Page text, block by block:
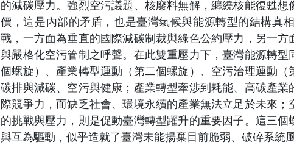
的減碳壓力。強烈空污議題、核廢料無解，纏繞核能復甦
價，這是內部的矛盾，也是臺灣氣候與能源轉型的結構真
戰，一方面為垂直的國際減碳制裁與綠色公約壓力，另一
與嚴格化空污管制之呼聲。在此雙重壓力下，臺灣能源轉
個螺旋）、產業轉型運動（第二個螺旋）、空污治理運動（
碳排與減碳、空污與健康；產業轉型牽涉到耗能、高碳產
際競爭力，而缺乏社會、環境永續的產業無法立足於未來
的挑戰與壓力，則是促動臺灣轉型躍升的重要因子。這三
與互為驅動，似乎造就了臺灣未能揚棄目前脆弱、破碎系統